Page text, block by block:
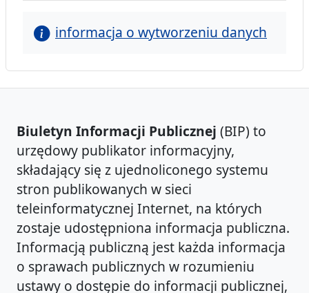
informacja o wytworzeniu danych
Biuletyn Informacji Publicznej (BIP) to
urzędowy publikator informacyjny,
składający się z ujednoliconego systemu
stron publikowanych w sieci
teleinformatycznej Internet, na których
zostaje udostępniona informacja publiczna.
Informacją publiczną jest każda informacja
o sprawach publicznych w rozumieniu
ustawy o dostępie do informacji publicznej,